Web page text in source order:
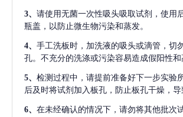
3、 请使用无菌一次性吸头吸取试剂，使用
瓶盖，以防止微生物污染和蒸发。
4、 手工洗板时，加洗液的吸头或滴管，切
孔。不充分的洗涤或污染容易造成假阳性和
5、 检测过程中，请提前准备好下一步实验
后及时将试剂加入板孔，防止板孔干燥，导
6、 在未经确认的情况下，请勿将其他批次